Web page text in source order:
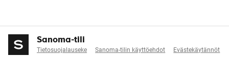
Sanoma-tili
Tietosuojalauseke Sanoma-tilin käyttöehdot Evästekäytännöt